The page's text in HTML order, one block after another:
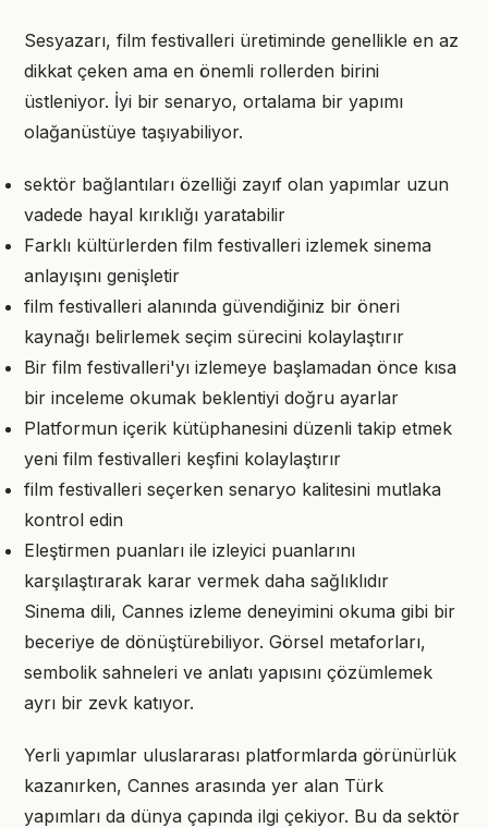
Sesyazarı, film festivalleri üretiminde genellikle en az
dikkat çeken ama en önemli rollerden birini
üstleniyor. İyi bir senaryo, ortalama bir yapımı
olağanüstüye taşıyabiliyor.
sektör bağlantıları özelliği zayıf olan yapımlar uzun
vadede hayal kırıklığı yaratabilir
Farklı kültürlerden film festivalleri izlemek sinema
anlayışını genişletir
film festivalleri alanında güvendiğiniz bir öneri
kaynağı belirlemek seçim sürecini kolaylaştırır
Bir film festivalleri'yı izlemeye başlamadan önce kısa
bir inceleme okumak beklentiyi doğru ayarlar
Platformun içerik kütüphanesini düzenli takip etmek
yeni film festivalleri keşfini kolaylaştırır
film festivalleri seçerken senaryo kalitesini mutlaka
kontrol edin
Eleştirmen puanları ile izleyici puanlarını
karşılaştırarak karar vermek daha sağlıklıdır
Sinema dili, Cannes izleme deneyimini okuma gibi bir
beceriye de dönüştürebiliyor. Görsel metaforları,
sembolik sahneleri ve anlatı yapısını çözümlemek
ayrı bir zevk katıyor.
Yerli yapımlar uluslararası platformlarda görünürlük
kazanırken, Cannes arasında yer alan Türk
yapımları da dünya çapında ilgi çekiyor. Bu da sektör